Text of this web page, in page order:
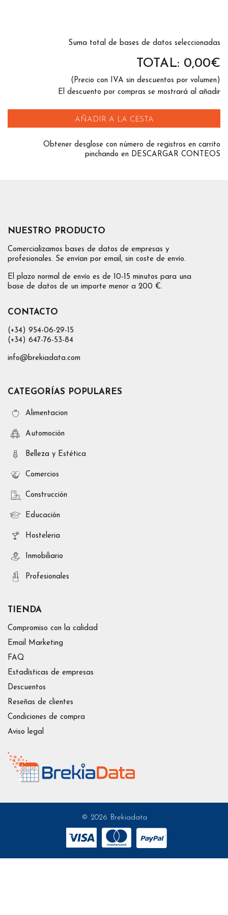
Suma total de bases de datos seleccionadas
TOTAL: 0,00€
(Precio con IVA sin descuentos por volumen)
El descuento por compras se mostrará al añadir
AÑADIR A LA CESTA
Obtener desglose con número de registros en carrito
pinchando en DESCARGAR CONTEOS
NUESTRO PRODUCTO
Comercializamos bases de datos de empresas y
profesionales. Se envían por email, sin coste de envío.
El plazo normal de envío es de 10-15 minutos para una
base de datos de un importe menor a 200 €.
CONTACTO
(+34) 954-06-29-15
(+34) 647-76-53-84
info@brekiadata.com
CATEGORÍAS POPULARES
Alimentacion
Automoción
Belleza y Estética
Comercios
Construcción
Educación
Hosteleria
Inmobiliario
Profesionales
TIENDA
Compromiso con la calidad
Email Marketing
FAQ
Estadísticas de empresas
Descuentos
Reseñas de clientes
Condiciones de compra
Aviso legal
© 2026 Brekiadata